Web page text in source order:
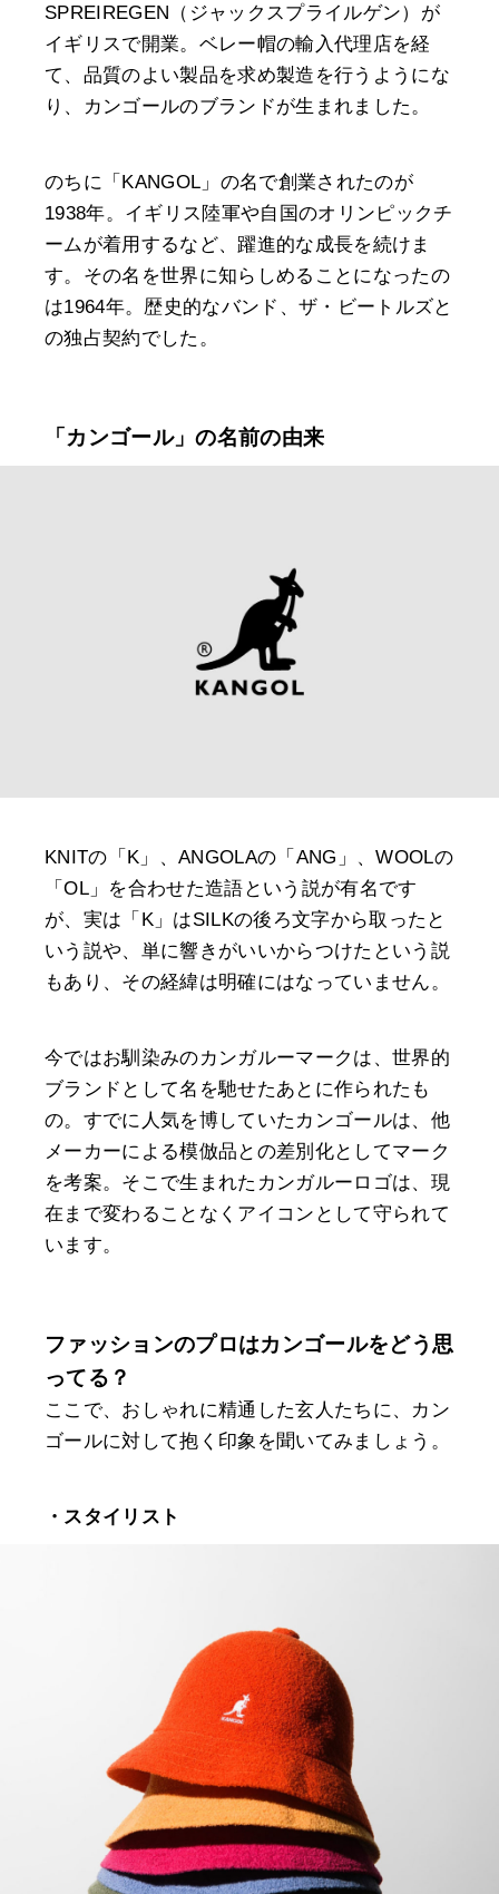
SPREIREGEN（ジャックスプライルゲン）が
イギリスで開業。ベレー帽の輸入代理店を経
て、品質のよい製品を求め製造を行うようにな
り、カンゴールのブランドが生まれました。
のちに「KANGOL」の名で創業されたのが
1938年。イギリス陸軍や自国のオリンピックチ
ームが着用するなど、躍進的な成長を続けま
す。その名を世界に知らしめることになったの
は1964年。歴史的なバンド、ザ・ビートルズと
の独占契約でした。
「カンゴール」の名前の由来
KNITの「K」、ANGOLAの「ANG」、WOOLの
「OL」を合わせた造語という説が有名です
が、実は「K」はSILKの後ろ文字から取ったと
いう説や、単に響きがいいからつけたという説
もあり、その経緯は明確にはなっていません。
今ではお馴染みのカンガルーマークは、世界的
ブランドとして名を馳せたあとに作られたも
の。すでに人気を博していたカンゴールは、他
メーカーによる模倣品との差別化としてマーク
を考案。そこで生まれたカンガルーロゴは、現
在まで変わることなくアイコンとして守られて
います。
ファッションのプロはカンゴールをどう思
ってる？
ここで、おしゃれに精通した玄人たちに、カン
ゴールに対して抱く印象を聞いてみましょう。
・スタイリスト